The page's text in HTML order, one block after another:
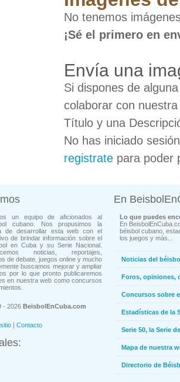
No tenemos
¡Sé el primero en
Envía una
Si dispones de
colaborar con
Título y una
No has iniciado
registrate para poder
un equipo de aficionados al
cubano. Nos propusimos la
de desarrollar esta web con el
de brindar información sobre el
en Cuba y su Serie Nacional.
noticias, reportajes,
de debate, juegos online y mucho
buscamos mejorar y ampliar
por lo que pronto publicaremos
en nuestra web como concursos
- 2026 BeisbolEnCuba.com
| Contacto
En
Lo que puedes
En
béisbol cubano,
los juegos y más...
Noticias del
Foros, opiniones,
Concursos sobre
Estadísticas de la
Serie 50, la Serie
Mapa de nuestra
Directorio de